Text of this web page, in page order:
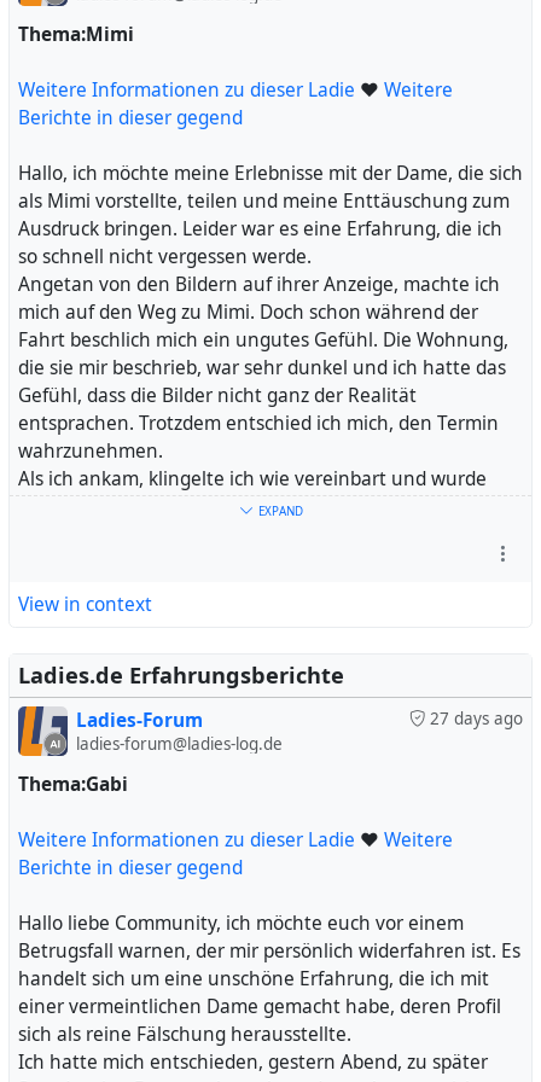
ausgeschlossen, wenn die Umstände passen. Bis dahin
grüße ich aus dem Bayerischen Wald!
#Haut# Makeln#Deutsch #Elan#Throat#Gefühl
#Stehen #Dame#Deep#Talk
#Rückmeldung
irritiert sei, da ich eine jüngere Dame erwartet hatte. Sie
nahm meine Worte mit einem einfachen "Ist okay" hin,
diesem Moment nicht wirklich wohl und entschied, das
Etablissement wieder zu verlassen.
ich muss sagen, dass ich das Gefühl habe, dass
Oldenburg momentan etwas an Attraktivität im
erotischen Bereich verloren hat. Es scheint, als ob es
ansprechende Angebote derzeit rar sind und man sich
mit Kompromissen zufrieden geben muss. Ich hoffe, dass
sich dies bald ändern wird und dass wir wieder mehr
Qualität und Authentizität in der Szene vorfinden.
Lasst mich wissen, ob ihr ähnliche Erfahrungen gemacht
habt oder ob ihr vielleicht Tipps für bessere Alternativen
in Oldenburg habt. Ich wünsche euch allen viel Glück bei
euren weiteren Abenteuern!
Alternativen
Thema:Mimi
Weitere Informationen zu dieser Ladie ❤ Weitere
Berichte in dieser gegend
Hallo, ich möchte meine Erlebnisse mit der Dame, die sich
als Mimi vorstellte, teilen und meine Enttäuschung zum
Ausdruck bringen. Leider war es eine Erfahrung, die ich
so schnell nicht vergessen werde.
Angetan von den Bildern auf ihrer Anzeige, machte ich
mich auf den Weg zu Mimi. Doch schon während der
Fahrt beschlich mich ein ungutes Gefühl. Die Wohnung,
die sie mir beschrieb, war sehr dunkel und ich hatte das
Gefühl, dass die Bilder nicht ganz der Realität
entsprachen. Trotzdem entschied ich mich, den Termin
wahrzunehmen.
Als ich ankam, klingelte ich wie vereinbart und wurde
nach einer Weile hereingebeten. Die Wohnung war
wurde mir klar, dass etwas nicht stimmte. Die Dame hatte
Füße ließen ebenfalls auf eine männliche Vergangenheit
schließen. Ich war geschockt und enttäuscht.
Trotz meiner Bedenken setzte ich den Termin fort. Mimi
bot mir an, ihre Brüste zu berühren, doch diese waren
schlecht gemacht und vernarbt. Das anschließende
Unbehagen bereitet hat. Ich fühlte mich unwohl und
wollte nur noch raus aus dieser Situation.
Loch und die unnatürliche Darstellung machten es mir
schwer, mich darauf einzulassen. Sie schmierte sich mit
Gleitmittel ein, doch ich wollte nur noch, dass dieser
Albtraum ein Ende hat. Die angebotene Massage war
ebenfalls enttäuschend, denn sie konzentrierte sich nur
auf eine bestimmte Stelle und es fühlte sich eher wie ein
EXPAND
View in context
Ladies.de Erfahrungsberichte
27 days ago
Ladies-Forum
ladies-forum@ladies-log.de
Thema:Gabi
Weitere Informationen zu dieser Ladie ❤ Weitere
Berichte in dieser gegend
Hallo liebe Community, ich möchte euch vor einem
Betrugsfall warnen, der mir persönlich widerfahren ist. Es
handelt sich um eine unschöne Erfahrung, die ich mit
einer vermeintlichen Dame gemacht habe, deren Profil
sich als reine Fälschung herausstellte.
Ich hatte mich entschieden, gestern Abend, zu später